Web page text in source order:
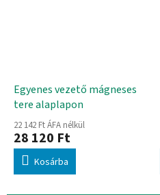
Egyenes vezető mágneses
tere alaplapon
22 142 Ft ÁFA nélkül
28 120 Ft
Kosárba